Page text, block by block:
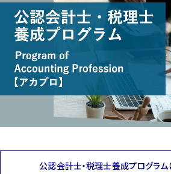
公認会計士・税理士養成プログラム